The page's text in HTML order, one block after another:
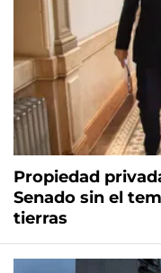
Propiedad
Senado sin el
tierras